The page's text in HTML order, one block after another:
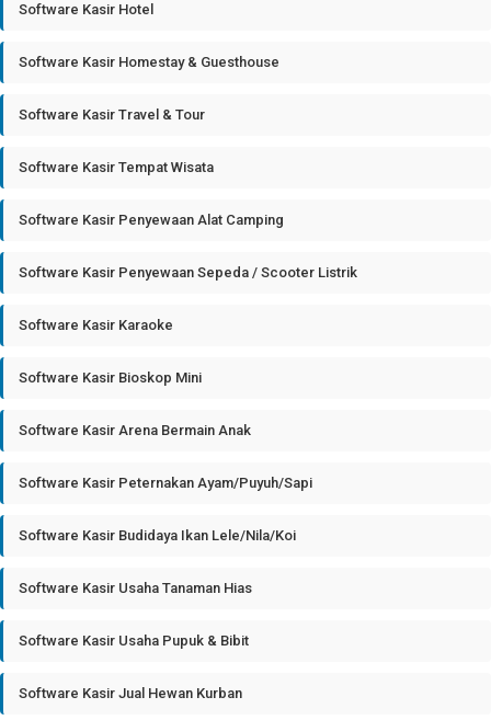
Software Kasir Hotel
Software Kasir Homestay & Guesthouse
Software Kasir Travel & Tour
Software Kasir Tempat Wisata
Software Kasir Penyewaan Alat Camping
Software Kasir Penyewaan Sepeda / Scooter Listrik
Software Kasir Karaoke
Software Kasir Bioskop Mini
Software Kasir Arena Bermain Anak
Software Kasir Peternakan Ayam/Puyuh/Sapi
Software Kasir Budidaya Ikan Lele/Nila/Koi
Software Kasir Usaha Tanaman Hias
Software Kasir Usaha Pupuk & Bibit
Software Kasir Jual Hewan Kurban